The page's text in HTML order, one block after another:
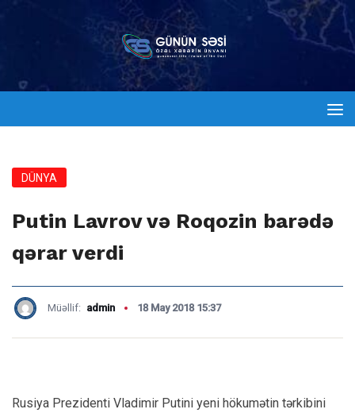
DÜNYA
Putin Lavrov və Roqozin barədə
qərar verdi
Müəllif: admin 18 May 2018 15:37
Rusiya Prezidenti Vladimir Putini yeni hökumətin tərkibini